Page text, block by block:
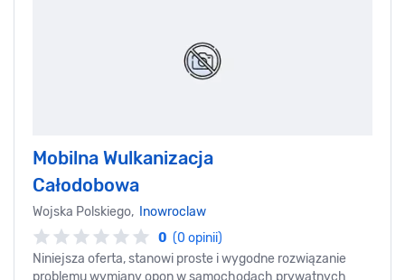
Mobilna Wulkanizacja
Całodobowa
Wojska Polskiego,
Inowroclaw
0 (0 opinii)
Niniejsza oferta, stanowi proste i wygodne rozwiązanie
problemu wymiany opon w samochodach prywatnych